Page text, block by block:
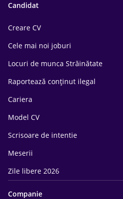
Candidat
Creare CV
Cele mai noi joburi
Locuri de munca Străinătate
Raportează conținut ilegal
Cariera
Model CV
Scrisoare de intentie
Meserii
Zile libere 2026
Companie